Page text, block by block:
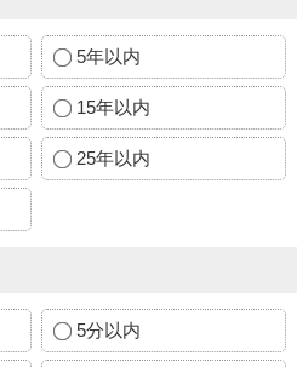
5年以内
15年以内
25年以内
5分以内